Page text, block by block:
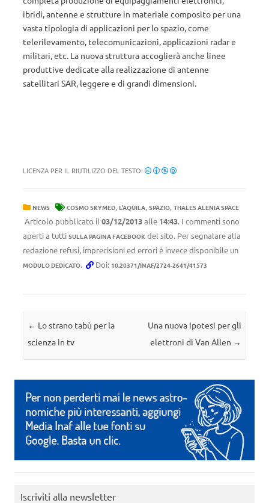
ibridi, antenne e strutture in materiale composito per una
vasta tipologia di applicazioni per lo spazio, come
telerilevamento, telecomunicazioni, applicazioni radar e
militari, etc. La nuova struttura accoglierà anche linee
produttive dedicate alla realizzazione di antenne
satellitari SAR, leggere e di grandi dimensioni.
LICENZA PER IL RIUTILIZZO DEL TESTO:
NEWS COSMO SKYMED, L'AQUILA, SPAZIO, THALES ALENIA SPACE
Articolo pubblicato il 03/12/2013alle 14:43. I commenti sono
aperti a tutti SULLA PAGINA FACEBOOK del sito. Per segnalare alla
redazione refusi, imprecisioni ed errori è invece disponibile un
MODULO DEDICATO. Doi: 10.20371/INAF/2724-2641/41573
Navigazione articolo
← Lo strano tabù per la
scienza in tv
Una nuova ipotesi per gli
elettroni di Van Allen →
Iscriviti alla newsletter